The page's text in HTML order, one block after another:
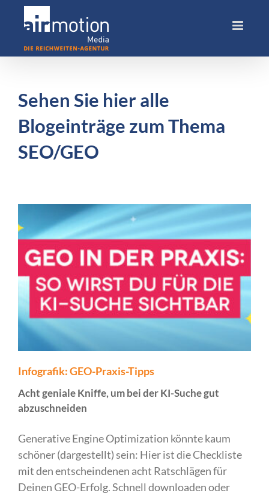
Sehen Sie hier alle
Blogeinträge zum Thema
SEO/GEO
Infografik: GEO-Praxis-Tipps
Acht geniale Kniffe, um bei der KI-Suche gut
abzuschneiden
Generative Engine Optimization könnte kaum
schöner (dargestellt) sein: Hier ist die Checkliste
mit den entscheindenen acht Ratschlägen für
Deinen GEO-Erfolg. Schnell downloaden oder